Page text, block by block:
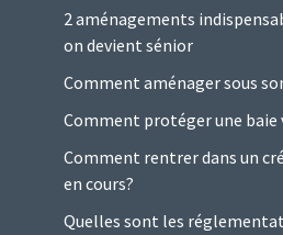
2 aménagements
on devient sénior
Comment aménager sous
Comment protéger une baie
Comment rentrer dans un
en cours?
Quelles sont les